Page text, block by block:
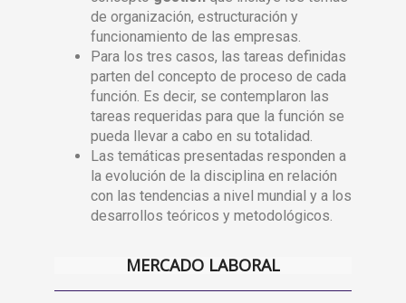
de organización, estructuración y
funcionamiento de las empresas.
Para los tres casos, las tareas definidas
parten del concepto de proceso de cada
función. Es decir, se contemplaron las
tareas requeridas para que la función se
pueda llevar a cabo en su totalidad.
Las temáticas presentadas responden a
la evolución de la disciplina en relación
con las tendencias a nivel mundial y a los
desarrollos teóricos y metodológicos.
MERCADO LABORAL